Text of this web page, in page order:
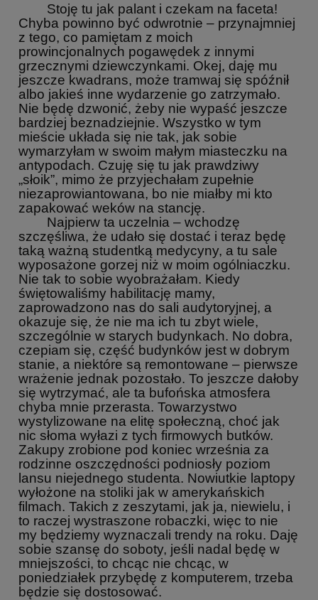
Stoję tu jak palant i czekam na faceta!
Chyba powinno być odwrotnie – przynajmniej
z tego, co pamiętam z moich
prowincjonalnych pogawędek z innymi
grzecznymi dziewczynkami. Okej, daję mu
jeszcze kwadrans, może tramwaj się spóźnił
albo jakieś inne wydarzenie go zatrzymało.
Nie będę dzwonić, żeby nie wypaść jeszcze
bardziej beznadziejnie. Wszystko w tym
mieście układa się nie tak, jak sobie
wymarzyłam w swoim małym miasteczku na
antypodach. Czuję się tu jak prawdziwy
„słoik”, mimo że przyjechałam zupełnie
niezaprowiantowana, bo nie miałby mi kto
zapakować weków na stancję.
Najpierw ta uczelnia – wchodzę
szczęśliwa, że udało się dostać i teraz będę
taką ważną studentką medycyny, a tu sale
wyposażone gorzej niż w moim ogólniaczku.
Nie tak to sobie wyobrażałam. Kiedy
świętowaliśmy habilitację mamy,
zaprowadzono nas do sali audytoryjnej, a
okazuje się, że nie ma ich tu zbyt wiele,
szczególnie w starych budynkach. No dobra,
czepiam się, część budynków jest w dobrym
stanie, a niektóre są remontowane – pierwsze
wrażenie jednak pozostało. To jeszcze dałoby
się wytrzymać, ale ta bufońska atmosfera
chyba mnie przerasta. Towarzystwo
wystylizowane na elitę społeczną, choć jak
nic słoma wyłazi z tych firmowych butków.
Zakupy zrobione pod koniec września za
rodzinne oszczędności podniosły poziom
lansu niejednego studenta. Nowiutkie laptopy
wyłożone na stoliki jak w amerykańskich
filmach. Takich z zeszytami, jak ja, niewielu, i
to raczej wystraszone robaczki, więc to nie
my będziemy wyznaczali trendy na roku. Daję
sobie szansę do soboty, jeśli nadal będę w
mniejszości, to chcąc nie chcąc, w
poniedziałek przybędę z komputerem, trzeba
będzie się dostosować.